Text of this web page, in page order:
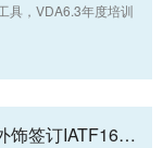
具，VDA6.3年度培训
科莱与一汽大众一级供应商一汽富维某外饰签订IATF16949汽车行业质量管理体系认证咨询合同